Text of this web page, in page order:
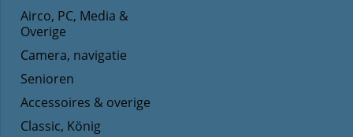
Airco, PC, Media &
Overige
Camera, navigatie
Senioren
Accessoires & overige
Classic, König